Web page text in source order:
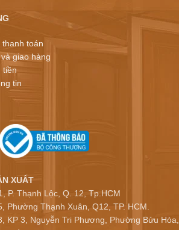
toán
giao hàng
tiền
tin
XUẤT
P. Thạnh Lộc, Q. 12, Tp.HCM
Phường Thạnh Xuân, Q12, TP. HCM.
KP 3, Nguyễn Tri Phương, Phường Bửu Hòa,